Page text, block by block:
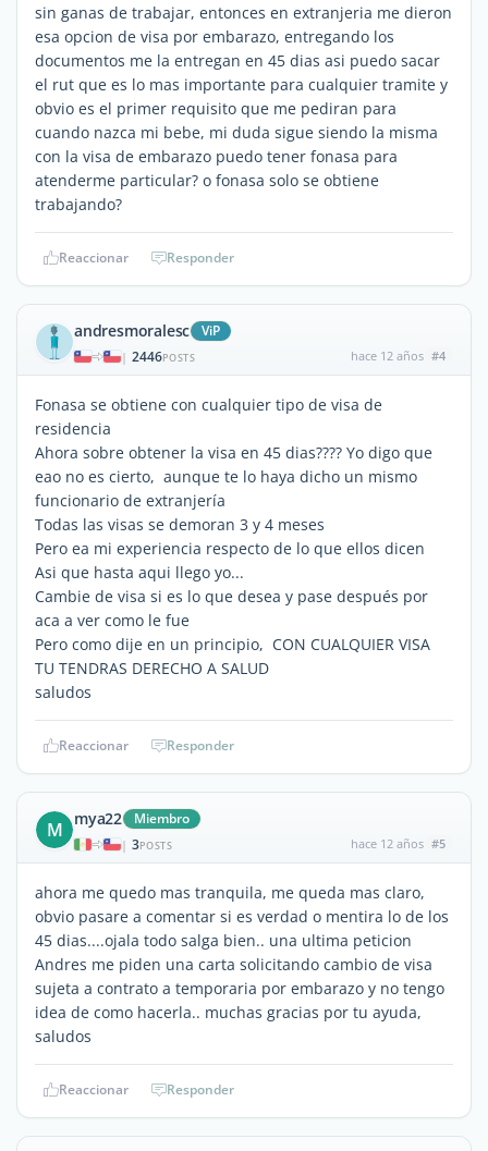
sin ganas de trabajar, entonces en extranjeria me dieron
esa opcion de visa por embarazo, entregando los
documentos me la entregan en 45 dias asi puedo sacar
el rut que es lo mas importante para cualquier tramite y
obvio es el primer requisito que me pediran para
cuando nazca mi bebe, mi duda sigue siendo la misma
con la visa de embarazo puedo tener fonasa para
atenderme particular? o fonasa solo se obtiene
trabajando?
Reaccionar Responder
andresmoralesc ViP
| 2446POSTS hace 12 años #4
Fonasa se obtiene con cualquier tipo de visa de
residencia
Ahora sobre obtener la visa en 45 dias???? Yo digo que
eao no es cierto, aunque te lo haya dicho un mismo
funcionario de extranjería
Todas las visas se demoran 3 y 4 meses
Pero ea mi experiencia respecto de lo que ellos dicen
Asi que hasta aqui llego yo...
Cambie de visa si es lo que desea y pase después por
aca a ver como le fue
Pero como dije en un principio, CON CUALQUIER VISA
TU TENDRAS DERECHO A SALUD
saludos
Reaccionar Responder
M mya22 Miembro
| 3POSTS hace 12 años #5
ahora me quedo mas tranquila, me queda mas claro,
obvio pasare a comentar si es verdad o mentira lo de los
45 dias....ojala todo salga bien.. una ultima peticion
Andres me piden una carta solicitando cambio de visa
sujeta a contrato a temporaria por embarazo y no tengo
idea de como hacerla.. muchas gracias por tu ayuda,
saludos
Reaccionar Responder